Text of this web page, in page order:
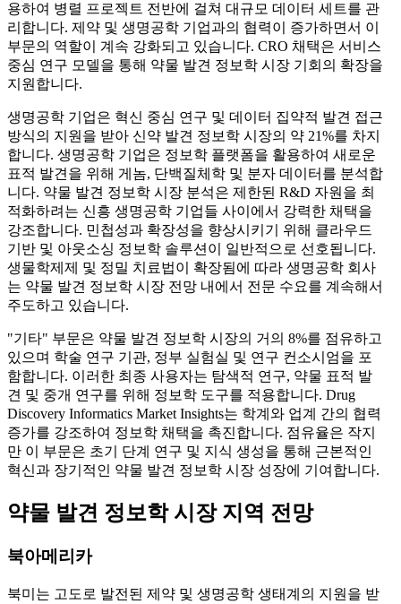
용하여 병렬 프로젝트 전반에 걸쳐 대규모 데이터 세트를 관
리합니다. 제약 및 생명공학 기업과의 협력이 증가하면서 이
부문의 역할이 계속 강화되고 있습니다. CRO 채택은 서비스
중심 연구 모델을 통해 약물 발견 정보학 시장 기회의 확장을
지원합니다.
생명공학 기업은 혁신 중심 연구 및 데이터 집약적 발견 접근
방식의 지원을 받아 신약 발견 정보학 시장의 약 21%를 차지
합니다. 생명공학 기업은 정보학 플랫폼을 활용하여 새로운
표적 발견을 위해 게놈, 단백질체학 및 분자 데이터를 분석합
니다. 약물 발견 정보학 시장 분석은 제한된 R&D 자원을 최
적화하려는 신흥 생명공학 기업들 사이에서 강력한 채택을
강조합니다. 민첩성과 확장성을 향상시키기 위해 클라우드
기반 및 아웃소싱 정보학 솔루션이 일반적으로 선호됩니다.
생물학제제 및 정밀 치료법이 확장됨에 따라 생명공학 회사
는 약물 발견 정보학 시장 전망 내에서 전문 수요를 계속해서
주도하고 있습니다.
"기타" 부문은 약물 발견 정보학 시장의 거의 8%를 점유하고
있으며 학술 연구 기관, 정부 실험실 및 연구 컨소시엄을 포
함합니다. 이러한 최종 사용자는 탐색적 연구, 약물 표적 발
견 및 중개 연구를 위해 정보학 도구를 적용합니다. Drug
Discovery Informatics Market Insights는 학계와 업계 간의 협력
증가를 강조하여 정보학 채택을 촉진합니다. 점유율은 작지
만 이 부문은 초기 단계 연구 및 지식 생성을 통해 근본적인
혁신과 장기적인 약물 발견 정보학 시장 성장에 기여합니다.
약물 발견 정보학 시장 지역 전망
북아메리카
북미는 고도로 발전된 제약 및 생명공학 생태계의 지원을 받